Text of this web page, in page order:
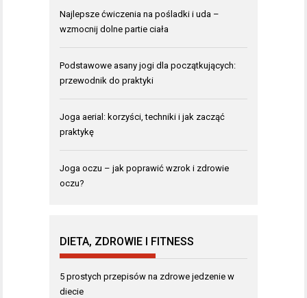
Najlepsze ćwiczenia na pośladki i uda –
wzmocnij dolne partie ciała
Podstawowe asany jogi dla początkujących:
przewodnik do praktyki
Joga aerial: korzyści, techniki i jak zacząć
praktykę
Joga oczu – jak poprawić wzrok i zdrowie
oczu?
DIETA, ZDROWIE I FITNESS
5 prostych przepisów na zdrowe jedzenie w
diecie